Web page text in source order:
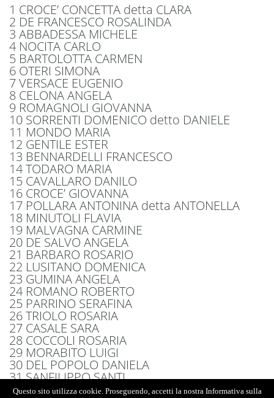
1 CROCE’ CONCETTA detta CLARA
2 DE FRANCESCO ROSALINDA
3 ABBADESSA MICHELE
4 NOCITA CARLO
5 BARTOLOTTA CARMEN
6 OTERI SIMONA
7 VERSACE EUGENIO
8 CELONA ANGELA
9 ROMAGNOLI GIOVANNA
10 SORRENTI DOMENICO detto DANIELE
11 MONDO MARIA
12 GENTILE ESTER
13 BENNARDELLI FRANCESCO
14 TODARO MARIA
15 CAVALLARO DANILO
16 CROCE’ GIOVANNA
17 POLLARA ANTONINA detta ANTONELLA
18 MINUTOLI FLAVIA
19 MALVAGNA CARMINE
20 DE SALVO ANGELA
21 BARBARO ROSARIO
22 LUSITANO DOMENICA
23 GUMINA ANGELA
24 ROMANO ROBERTO
25 PARRINO SERAFINA
26 TRIOLO ROSARIA
27 CASALE SARA
28 COCCOLI ROSARIA
29 MORABITO LUIGI
30 DEL POPOLO DANIELA
31 SANFILIPPO SANTI
32 ROCCAMO GIUSEPPE
Questo sito utilizza cookie. Proseguendo, accetti la nostra Informativa sulla